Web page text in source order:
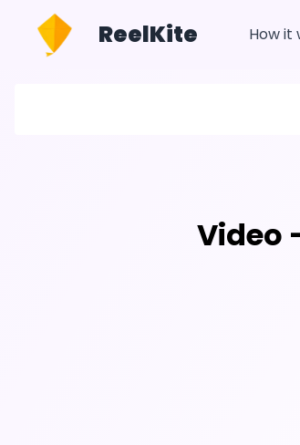
ReelKite How it
Video